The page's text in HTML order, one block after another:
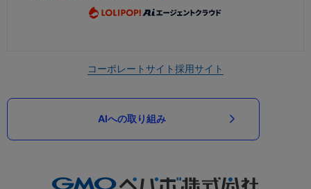
コーポレートサイト採用サイト
AIへの取り組み